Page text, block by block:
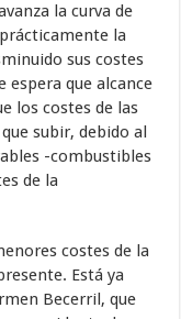
la curva de
la
sus costes
espera que alcance
los costes de las
subir, debido al
-combustibles
de la
costes de la
Está ya
Becerril, que